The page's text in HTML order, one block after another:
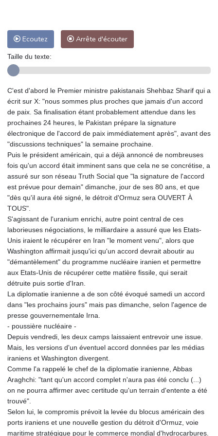
Ecoutez Arrête d'écouter
Taille du texte:
C'est d'abord le Premier ministre pakistanais Shehbaz Sharif qui a
écrit sur X: "nous sommes plus proches que jamais d'un accord
de paix. Sa finalisation étant probablement attendue dans les
prochaines 24 heures, le Pakistan prépare la signature
électronique de l'accord de paix immédiatement après", avant des
"discussions techniques" la semaine prochaine.
Puis le président américain, qui a déjà annoncé de nombreuses
fois qu'un accord était imminent sans que cela ne se concrétise, a
assuré sur son réseau Truth Social que "la signature de l'accord
est prévue pour demain" dimanche, jour de ses 80 ans, et que
"dès qu'il aura été signé, le détroit d'Ormuz sera OUVERT À
TOUS".
S'agissant de l'uranium enrichi, autre point central de ces
laborieuses négociations, le milliardaire a assuré que les Etats-
Unis iraient le récupérer en Iran "le moment venu", alors que
Washington affirmait jusqu'ici qu'un accord devrait aboutir au
"démantèlement" du programme nucléaire iranien et permettre
aux Etats-Unis de récupérer cette matière fissile, qui serait
détruite puis sortie d'Iran.
La diplomatie iranienne a de son côté évoqué samedi un accord
dans "les prochains jours" mais pas dimanche, selon l'agence de
presse gouvernementale Irna.
- poussière nucléaire -
Depuis vendredi, les deux camps laissaient entrevoir une issue.
Mais, les versions d'un éventuel accord données par les médias
iraniens et Washington divergent.
Comme l'a rappelé le chef de la diplomatie iranienne, Abbas
Araghchi: "tant qu'un accord complet n'aura pas été conclu (...)
on ne pourra affirmer avec certitude qu'un terrain d'entente a été
trouvé".
Selon lui, le compromis prévoit la levée du blocus américain des
ports iraniens et une nouvelle gestion du détroit d'Ormuz, voie
maritime stratégique pour le commerce mondial d'hydrocarbures.